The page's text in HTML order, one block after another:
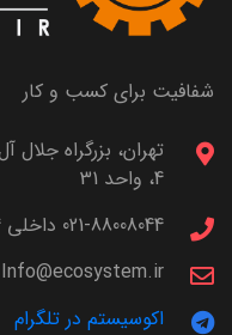
شفافیت برای کسب و کار
4، واحد 31
021-88008044 داخلی 4
Info@ecosystem.ir
اکوسیستم در تلگرام